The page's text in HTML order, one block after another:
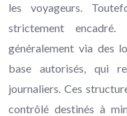
les voyageurs.
strictement
généralement via des
base autorisés, qui
journaliers. Ces
contrôlé destinés à